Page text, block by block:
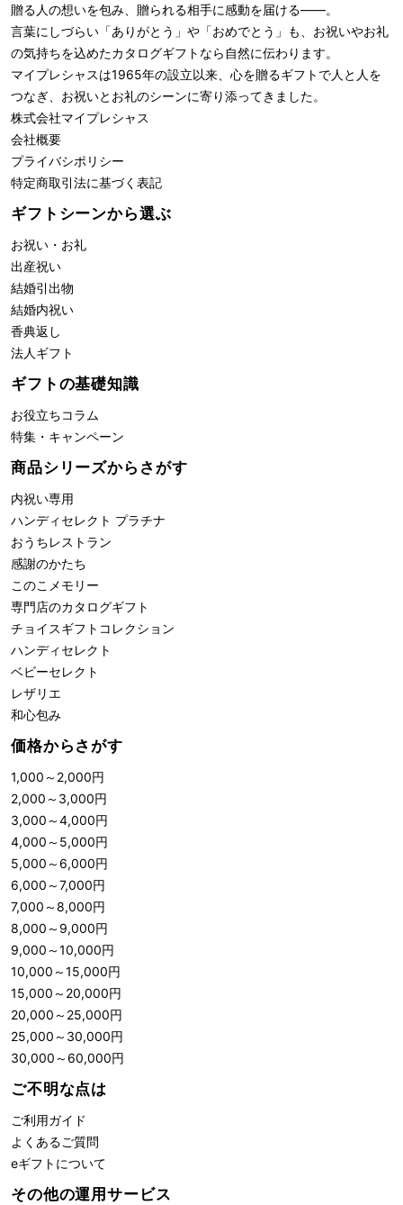
贈る人の想いを包み、贈られる相手に感動を届ける――。
言葉にしづらい「ありがとう」や「おめでとう」も、お祝いやお礼
の気持ちを込めたカタログギフトなら自然に伝わります。
マイプレシャスは1965年の設立以来、心を贈るギフトで人と人を
つなぎ、お祝いとお礼のシーンに寄り添ってきました。
株式会社マイプレシャス
会社概要
プライバシポリシー
特定商取引法に基づく表記
ギフトシーンから選ぶ
お祝い・お礼
出産祝い
結婚引出物
結婚内祝い
香典返し
法人ギフト
ギフトの基礎知識
お役立ちコラム
特集・キャンペーン
商品シリーズからさがす
内祝い専用
ハンディセレクト プラチナ
おうちレストラン
感謝のかたち
このこメモリー
専門店のカタログギフト
チョイスギフトコレクション
ハンディセレクト
ベビーセレクト
レザリエ
和心包み
価格からさがす
1,000 ～ 2,000円
2,000 ～ 3,000円
3,000 ～4,000円
4,000 ～ 5,000円
5,000 ～ 6,000円
6,000 ～7,000円
7,000 ～8,000円
8,000 ～ 9,000円
9,000 ～10,000円
10,000 ～15,000円
15,000 ～ 20,000円
20,000 ～ 25,000円
25,000 ～ 30,000円
30,000 ～ 60,000円
ご不明な点は
ご利用ガイド
よくあるご質問
eギフトについて
その他の運用サービス